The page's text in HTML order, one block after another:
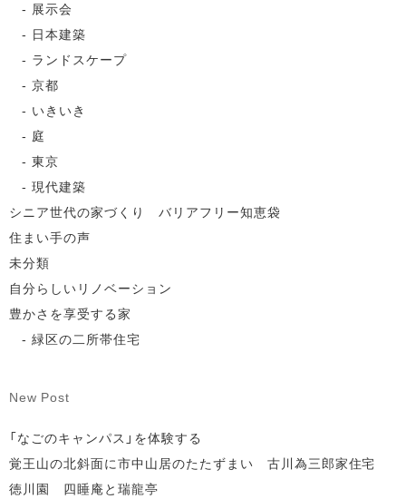
展示会
日本建築
ランドスケープ
京都
いきいき
庭
東京
現代建築
シニア世代の家づくり バリアフリー知恵袋
住まい手の声
未分類
自分らしいリノベーション
豊かさを享受する家
緑区の二所帯住宅
New Post
「なごのキャンパス」を体験する
覚王山の北斜面に市中山居のたたずまい 古川為三郎家住宅
徳川園 四睡庵と瑞龍亭